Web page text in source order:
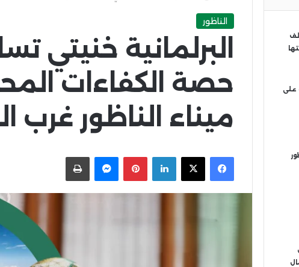
الناظور
البرلمانية خنيتي
حصة الكفاءات
ميناء الناظور غرب
Facebook
X
LinkedIn
Pinterest
Messengerاطبعها
أزيد من 100 ألف
على